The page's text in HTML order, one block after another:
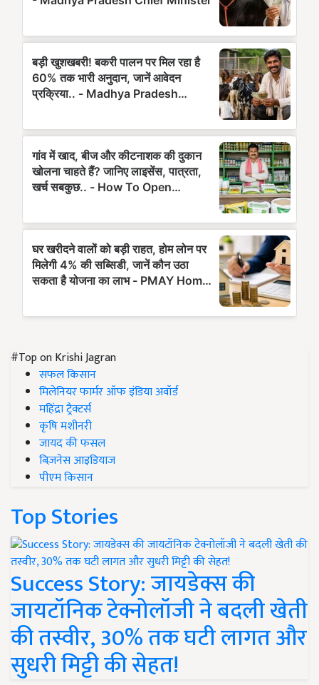
#Top on Krishi Jagran
सफल किसान
मिलेनियर फार्मर ऑफ इंडिया अवॉर्ड
महिंद्रा ट्रैक्टर्स
कृषि मशीनरी
जायद की फसल
बिज़नेस आइडियाज
पीएम किसान
Top Stories
Success Story: जायडेक्स की
जायटॉनिक टेक्नोलॉजी ने बदली खेती
की तस्वीर, 30% तक घटी लागत और
सुधरी मिट्टी की सेहत!